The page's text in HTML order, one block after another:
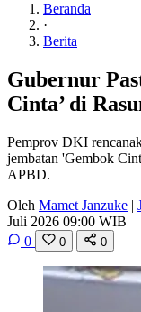
Beranda
·
Berita
Gubernur
Cinta’ di
Pemprov DKI
jembatan 'Gembok
APBD.
Oleh Mamet Janzuke |
Juli 2026 09:00 WIB
0
0 0